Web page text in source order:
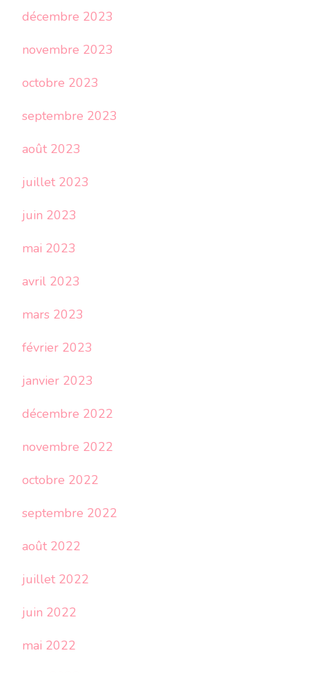
décembre 2023
novembre 2023
octobre 2023
septembre 2023
août 2023
juillet 2023
juin 2023
mai 2023
avril 2023
mars 2023
février 2023
janvier 2023
décembre 2022
novembre 2022
octobre 2022
septembre 2022
août 2022
juillet 2022
juin 2022
mai 2022